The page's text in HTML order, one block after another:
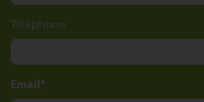
Téléphone
Email